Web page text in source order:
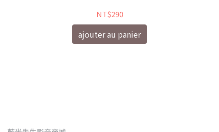
NT$290
ajouter au panier